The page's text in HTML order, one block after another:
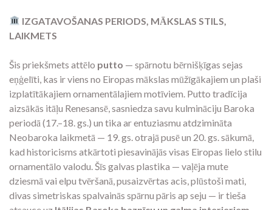
IZGATAVOŠANAS PERIODS, MĀKSLAS STILS,
LAIKMETS
Šis priekšmets attēlo putto — spārnotu bērnišķīgas sejas
eņģelīti, kas ir viens no Eiropas mākslas mūžīgākajiem un plaši
izplatītākajiem ornamentālajiem motīviem. Putto tradīcija
aizsākās itāļu Renesansē, sasniedza savu kulmināciju Baroka
periodā (17.–18. gs.) un tika ar entuziasmu atdzimināta
Neobaroka laikmetā — 19. gs. otrajā pusē un 20. gs. sākumā,
kad historicisms atkārtoti piesavinājās visas Eiropas lielo stilu
ornamentālo valodu. Šīs galvas plastika — vaļēja mute
dziesmā vai elpu tvēršanā, pusaizvērtas acis, plūstoši mati,
divas simetriskas spalvainās spārnu pāris ap seju — ir tieša